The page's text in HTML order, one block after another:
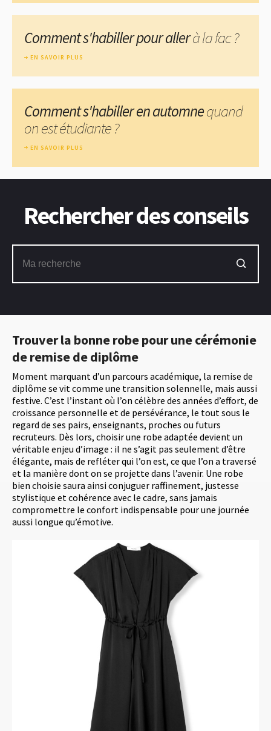
Trouver la bonne robe pour une cérémonie
de remise de diplôme
Moment marquant d’un parcours académique, la remise de
diplôme se vit comme une transition solennelle, mais aussi
festive. C’est l’instant où l’on célèbre des années d’effort, de
croissance personnelle et de persévérance, le tout sous le
regard de ses pairs, enseignants, proches ou futurs
recruteurs. Dès lors, choisir une robe adaptée devient un
véritable enjeu d’image : il ne s’agit pas seulement d’être
élégante, mais de refléter qui l’on est, ce que l’on a traversé
et la manière dont on se projette dans l’avenir. Une robe
bien choisie saura ainsi conjuguer raffinement, justesse
stylistique et cohérence avec le cadre, sans jamais
compromettre le confort indispensable pour une journée
aussi longue qu’émotive.
Comment s'habiller pour allerà la fac ?
EN SAVOIR PLUS
Comment s'habiller en automnequand
on est étudiante ?
EN SAVOIR PLUS
Rechercher des conseils